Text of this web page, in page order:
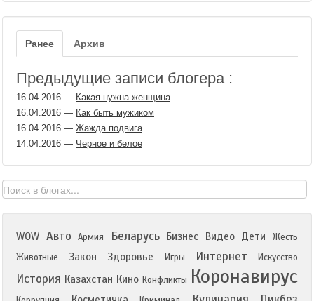
Ранее Архив
Предыдущие записи блогера :
16.04.2016 — Какая нужна женщина
16.04.2016 — Как быть мужиком
16.04.2016 — Жажда подвига
14.04.2016 — Черное и белое
WOW Авто Армия Беларусь Бизнес Видео Дети
Жесть
Животные
Закон Здоровье Игры Интернет Искусство
История Казахстан Кино Конфликты Коронавирус